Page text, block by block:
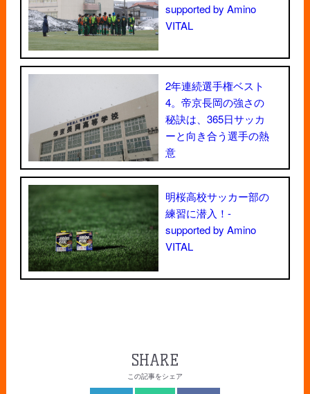
supported by Amino
VITAL
2年連続選手権ベスト
4。帝京長岡の強さの
秘訣は、365日サッカ
ーと向き合う選手の熱
意
明桜高校サッカー部の
練習に潜入！-
supported by Amino
VITAL
SHARE
この記事をシェア